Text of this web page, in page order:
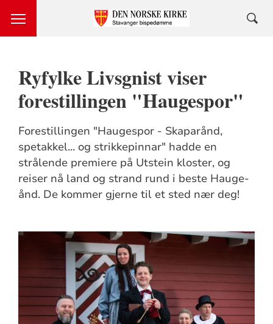
Ryfylke Livsgnist viser
forestillingen "Haugespor"
Forestillingen "Haugespor - Skaparånd,
spetakkel... og strikkepinnar" hadde en
strålende premiere på Utstein kloster, og
reiser nå land og strand rund i beste Hauge-
ånd. De kommer gjerne til et sted nær deg!